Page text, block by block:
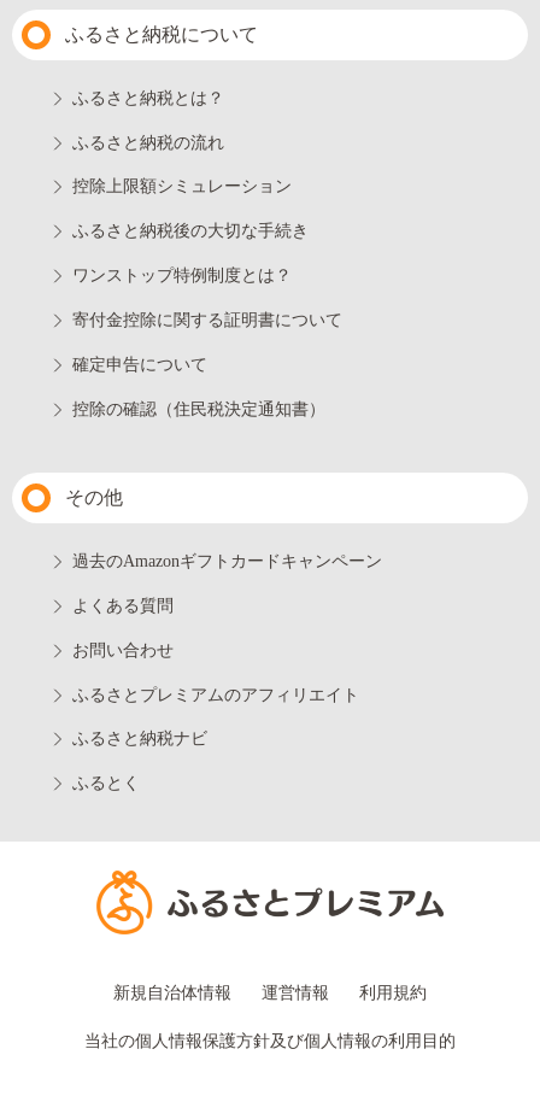
ふるさと納税について
ふるさと納税とは？
ふるさと納税の流れ
控除上限額シミュレーション
ふるさと納税後の大切な手続き
ワンストップ特例制度とは？
寄付金控除に関する証明書について
確定申告について
控除の確認（住民税決定通知書）
その他
過去のAmazonギフトカードキャンペーン
よくある質問
お問い合わせ
ふるさとプレミアムのアフィリエイト
ふるさと納税ナビ
ふるとく
新規自治体情報 運営情報 利用規約
当社の個人情報保護方針及び個人情報の利用目的